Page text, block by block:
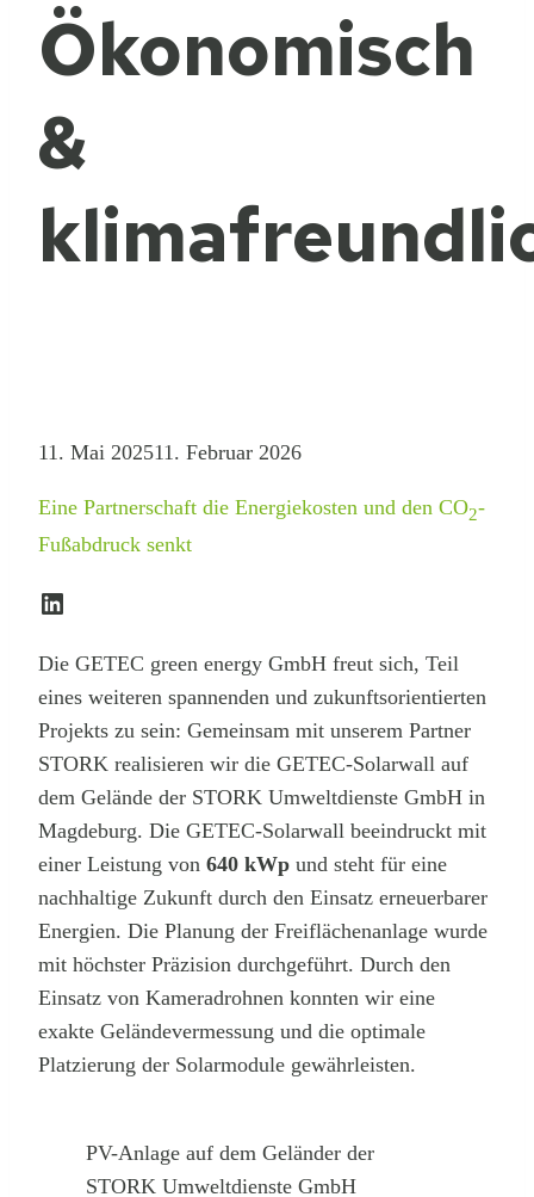
Ökonomisch
&
11. Mai 202511. Februar 2026
Eine Partnerschaft die Energiekosten und den CO2-
Fußabdruck senkt
LinkedIn
Die GETEC green energy GmbH freut sich, Teil
eines weiteren spannenden und zukunftsorientierten
Projekts zu sein: Gemeinsam mit unserem Partner
STORK realisieren wir die GETEC-Solarwall auf
dem Gelände der STORK Umweltdienste GmbH in
Magdeburg. Die GETEC-Solarwall beeindruckt mit
einer Leistung von 640 kWp und steht für eine
nachhaltige Zukunft durch den Einsatz erneuerbarer
Energien. Die Planung der Freiflächenanlage wurde
mit höchster Präzision durchgeführt. Durch den
Einsatz von Kameradrohnen konnten wir eine
exakte Geländevermessung und die optimale
Platzierung der Solarmodule gewährleisten.
PV-Anlage auf dem Geländer der
STORK Umweltdienste GmbH